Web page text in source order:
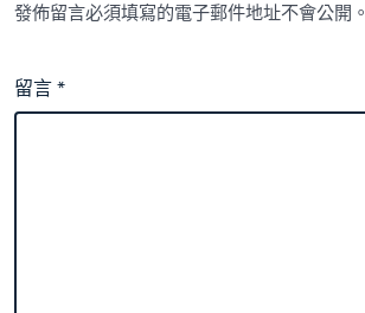
發佈留言必須填寫的電子郵件地址不會公開。
留言*